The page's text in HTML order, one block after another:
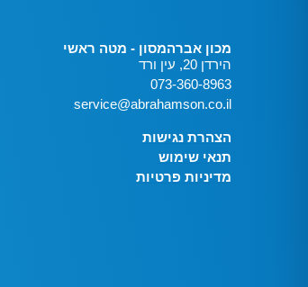
מכון אברהמסון - מטה ראשי
הירדן 20, עין ורד
073-360-8963
service@abrahamson.co.il
הצהרת נגישות
תנאי שימוש
מדיניות פרטיות